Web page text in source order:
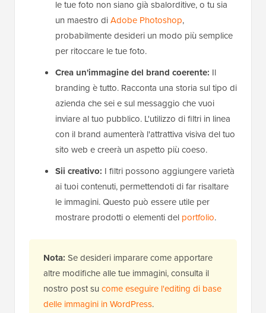
le tue foto non siano già sbalorditive, o tu sia
un maestro diAdobe Photoshop,
probabilmente desideri un modo più semplice
per ritoccare le tue foto.
Crea un'immagine del brand coerente: Il
branding è tutto. Racconta una storia sul tipo di
azienda che sei e sul messaggio che vuoi
inviare al tuo pubblico. L'utilizzo di filtri in linea
con il brand aumenterà l'attrattiva visiva del tuo
sito web e creerà un aspetto più coeso.
Sii creativo: I filtri possono aggiungere varietà
ai tuoi contenuti, permettendoti di far risaltare
le immagini. Questo può essere utile per
mostrare prodotti o elementi del portfolio.
Nota: Se desideri imparare come apportare
altre modifiche alle tue immagini, consulta il
nostro post su come eseguire l'editing di base
delle immagini in WordPress.